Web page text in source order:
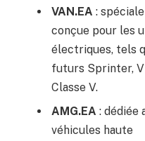
VAN.EA :
conçue pour les
électriques, tels
futurs Sprinter,
Classe V.
AMG.EA : dédiée
véhicules haute